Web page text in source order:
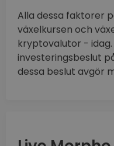
Alla dessa faktorer
växelkursen och
kryptovalutor -
investeringsbeslut
dessa beslut avgör